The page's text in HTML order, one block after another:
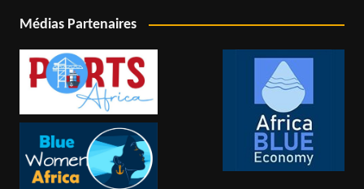
Médias Partenaires